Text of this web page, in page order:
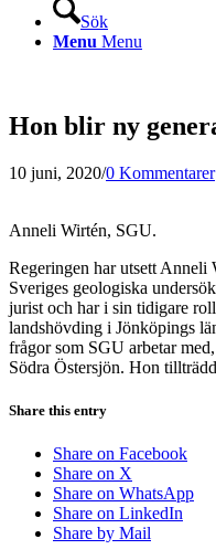
Sök
Menu Menu
Hon blir ny
10 juni, 2020/0 Kommentarer
Anneli Wirtén, SGU.
Regeringen har utsett
Sveriges geologiska
jurist och har i sin tidigare
landshövding i Jönköpings
frågor som SGU arbetar
Södra Östersjön. Hon
Share this entry
Share on Facebook
Share on X
Share on WhatsApp
Share on LinkedIn
Share by Mail